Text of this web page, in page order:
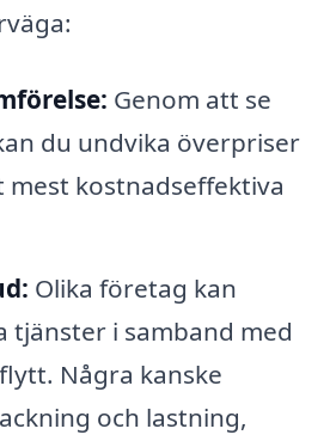
Genom att se
du undvika överpriser
mest kostnadseffektiva
Olika företag kan
tjänster i samband med
Några kanske
och lastning,